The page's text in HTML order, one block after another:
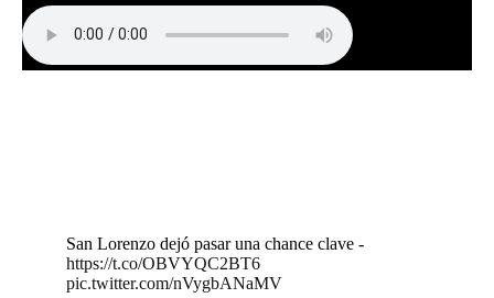
San Lorenzo dejó pasar una chance clave -
https://t.co/OBVYQC2BT6
pic.twitter.com/nVygbANaMV